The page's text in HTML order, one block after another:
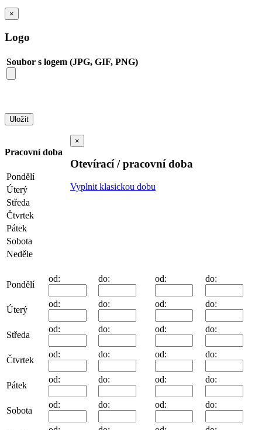
×
Logo
Soubor s logem (JPG, GIF, PNG)
Pracovní doba
Pondělí
Úterý
Středa
Čtvrtek
Pátek
Sobota
Neděle
×
Otevírací / pracovní doba
Vyplnit klasickou dobu
Pondělí
od: do: od: do:
Úterý
od: do: od: do:
Středa
od: do: od: do:
Čtvrtek
od: do: od: do:
Pátek
od: do: od: do:
Sobota
od: do: od: do: